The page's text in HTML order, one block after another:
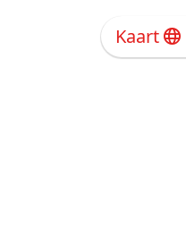
Kaart